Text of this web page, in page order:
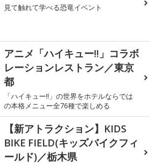
見て触れて学べる恐竜イベント
アニメ「ハイキュー!!」コラボ
レーションレストラン／東京
都
「ハイキュー!!」の世界をホテルならでは
の本格メニュー全76種で楽しめる
【新アトラクション】KIDS
BIKE FIELD(キッズバイクフィ
ールド)／栃木県